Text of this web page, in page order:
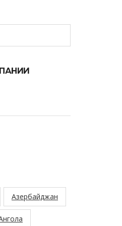
Азербайджан